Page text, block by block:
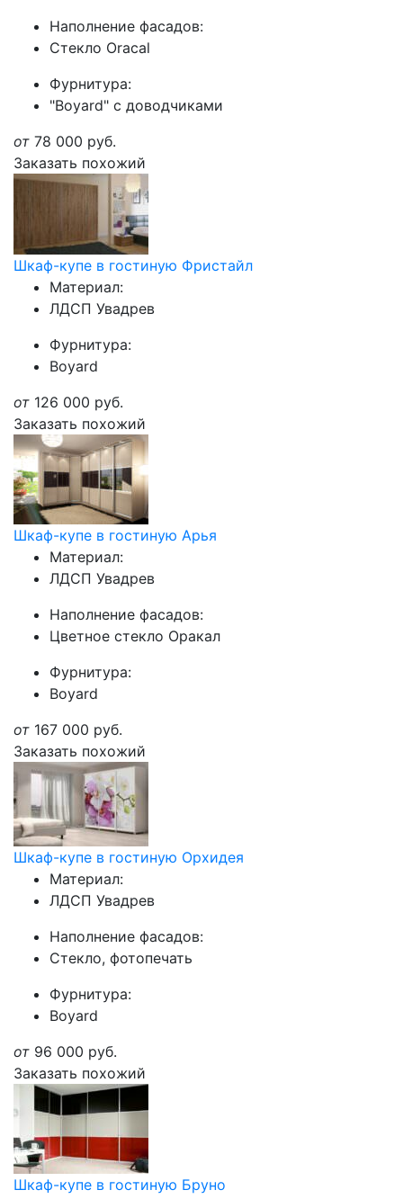
Наполнение фасадов:
Стекло Oracal
Фурнитура:
"Boyard" с доводчиками
от 78 000 руб.
Заказать похожий
Шкаф-купе в гостиную Фристайл
Материал:
ЛДСП Увадрев
Фурнитура:
Boyard
от 126 000 руб.
Заказать похожий
Шкаф-купе в гостиную Арья
Материал:
ЛДСП Увадрев
Наполнение фасадов:
Цветное стекло Оракал
Фурнитура:
Boyard
от 167 000 руб.
Заказать похожий
Шкаф-купе в гостиную Орхидея
Материал:
ЛДСП Увадрев
Наполнение фасадов:
Стекло, фотопечать
Фурнитура:
Boyard
от 96 000 руб.
Заказать похожий
Шкаф-купе в гостиную Бруно